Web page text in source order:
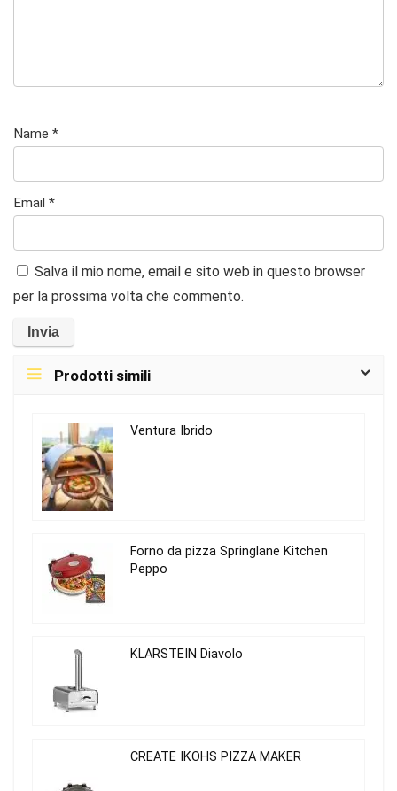
Name *
Email *
Salva il mio nome, email e sito web in questo browser
per la prossima volta che commento.
Prodotti simili
Ventura Ibrido
Forno da pizza Springlane Kitchen
Peppo
KLARSTEIN Diavolo
CREATE IKOHS PIZZA MAKER